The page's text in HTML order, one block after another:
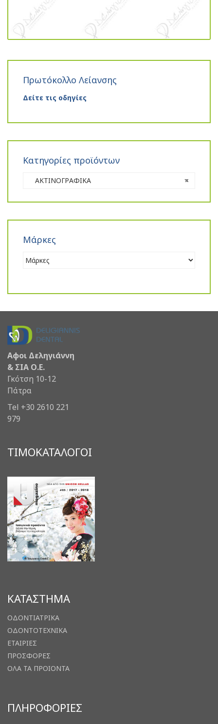
Πρωτόκολλο Λείανσης
Δείτε τις οδηγίες
Κατηγορίες προϊόντων
×
ΑΚΤΙΝΟΓΡΑΦΙΚΑ
Μάρκες
Αφοι Δεληγιάννη
& ΣΙΑ Ο.Ε.
Γκότση 10-12
Πάτρα
Tel +30 2610 221
979
ΤΙΜΟΚΑΤΑΛΟΓΟΙ
ΚΑΤΑΣΤΗΜΑ
ΟΔΟΝΤΙΑΤΡΙΚΑ
ΟΔΟΝΤΟΤΕΧΝΙΚΑ
ΕΤΑΙΡΙΕΣ
ΠΡΟΣΦΟΡΕΣ
ΟΛΑ ΤΑ ΠΡΟΙΟΝΤΑ
ΠΛΗΡΟΦΟΡΙΕΣ